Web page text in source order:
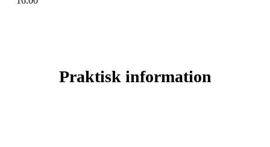
Praktisk information